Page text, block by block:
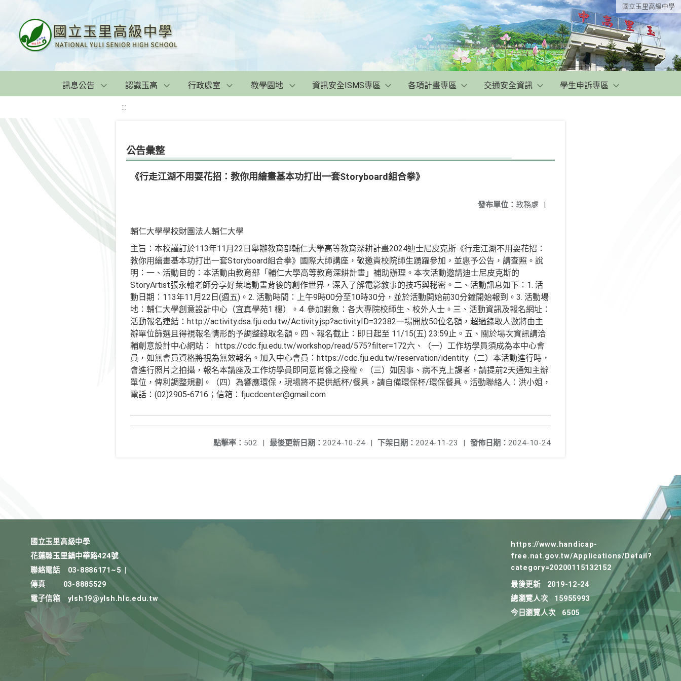
國立玉里高級中學
訊息公告 認識玉高 行政處室 教學園地 資訊安全ISMS專區 各項計畫專區 交通安全資訊 學生申訴專區
:::
公告彙整
《行走江湖不用耍花招：教你用繪畫基本功打出一套Storyboard組合拳》
發布單位： 教務處 |
輔仁大學學校財團法人輔仁大學
主旨：本校謹訂於113年11月22日舉辦教育部輔仁大學高等教育深耕計畫2024迪士尼皮克斯《行走江湖不用耍花招：
教你用繪畫基本功打出一套Storyboard組合拳》國際大師講座，敬邀貴校院師生踴躍參加，並惠予公告，請查照。說
明：一、活動目的：本活動由教育部「輔仁大學高等教育深耕計畫」補助辦理。本次活動邀請迪士尼皮克斯的
StoryArtist張永翰老師分享好萊塢動畫背後的創作世界，深入了解電影敘事的技巧與秘密。二、活動訊息如下：1. 活
動日期：113年11月22日(週五)。2. 活動時間：上午9時00分至10時30分，並於活動開始前30分鐘開始報到。3. 活動場
地：輔仁大學創意設計中心（宜真學苑1 樓）。4. 參加對象：各大專院校師生、校外人士。三、活動資訊及報名網址：
活動報名連結：http://activity.dsa.fju.edu.tw/Activity.jsp?activityID=32382一場開放50位名額，超過錄取人數將由主
辦單位篩選且得視報名情形酌予調整錄取名額。四、報名截止：即日起至 11/15(五) 23:59止。五、關於場次資訊請洽
輔創意設計中心網站： https://cdc.fju.edu.tw/workshop/read/575?filter=172六、（一）工作坊學員須成為本中心會
員，如無會員資格將視為無效報名。加入中心會員：https://cdc.fju.edu.tw/reservation/identity（二）本活動進行時，
會進行照片之拍攝，報名本講座及工作坊學員即同意肖像之授權。（三）如因事、病不克上課者，請提前2天通知主辦
單位，俾利調整規劃。（四）為響應環保，現場將不提供紙杯/餐具，請自備環保杯/環保餐具。活動聯絡人：洪小姐，
電話：(02)2905-6716；信箱：fjucdcenter@gmail.com
發佈日期： 2024-10-24
下架日期： 2024-11-23 |
最後更新日期： 2024-10-24 |
點擊率： 502 |
國立玉里高級中學
花蓮縣玉里鎮中華路424號
聯絡電話
03-8886171~5
傳真
03-8885529
電子信箱
ylsh19@ylsh.hlc.edu.tw
https://www.handicap-
free.nat.gov.tw/Applications/Detail?
category=20200115132152
最後更新
2019-12-24
總瀏覽人次
15955993
今日瀏覽人次
6505